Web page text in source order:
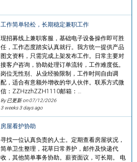
工作简单轻松，长期稳定兼职工作
现招募线上兼职客服，基础电子设备操作即可胜
任，工作态度踏实认真就行。我方统一提供产品
图文资料，只需完成上架发布工作。日常主要对
接客户咨询，协助处理订单流转，工作难度低。
岗位无性别、从业经验限制，工作时间自由调
配，适合有意额外增收的华人伙伴。联系方式微
信：ZZHzzhZZH1110邮箱：…
By 已更新 on07/12/2026
3 weeks 3 days ago
房屋看护协助
寻找一位认真负责的人士。定期查看房屋状况，
简单卫生整理，花草日常养护，邮件及快递代
收，其他简单事务协助。薪资面议，可长期。 电